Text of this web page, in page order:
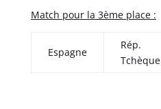
Match pour la 3ème place :
Espagne
Rép.
Tchèque